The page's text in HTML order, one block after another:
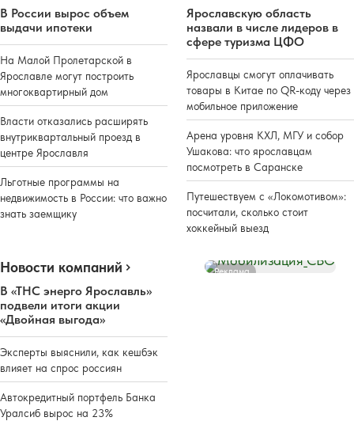
В России вырос объем
выдачи ипотеки
На Малой Пролетарской в
Ярославле могут построить
многоквартирный дом
Власти отказались расширять
внутриквартальный проезд в
центре Ярославля
Льготные программы на
недвижимость в России: что важно
знать заемщику
Ярославскую область
назвали в числе лидеров в
сфере туризма ЦФО
Ярославцы смогут оплачивать
товары в Китае по QR-коду через
мобильное приложение
Арена уровня КХЛ, МГУ и собор
Ушакова: что ярославцам
посмотреть в Саранске
Путешествуем с «Локомотивом»:
посчитали, сколько стоит
хоккейный выезд
Новости компаний
В «ТНС энерго Ярославль»
подвели итоги акции
«Двойная выгода»
Эксперты выяснили, как кешбэк
влияет на спрос россиян
Автокредитный портфель Банка
Уралсиб вырос на 23%
Реклама